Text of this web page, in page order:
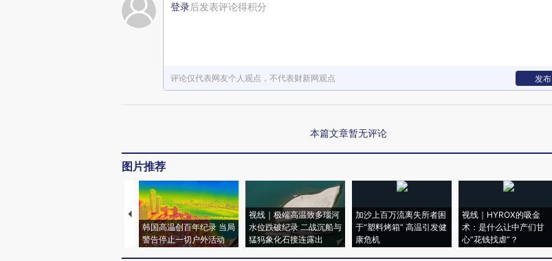
登录后发表评论得积分
评论仅代表网友个人观点，不代表财新网观点 发布
本篇文章暂无评论
图片推荐
韩国高温创百年纪录 当局
警告停止一切户外活动
视线｜极端高温致多瑙河
水位跌破纪录 二战沉船与
猛犸象化石接连露出
加沙上百万流离失所者困
于“塑料烤箱” 高温引发健
康危机
视线｜HYROX的吸金
术：是什么让中产们甘
心“花钱找虐”？